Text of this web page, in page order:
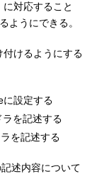
対応すること
ようにできる。
けるようにする
に設定する
を記述する
を記述する
述内容について